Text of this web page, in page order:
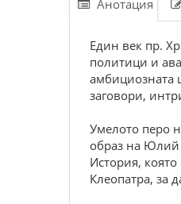
Анотация
Един век пр.
политици и
амбициозната
заговори,
Умелото перо
образ на Юлий
История,
Клеопатра, за